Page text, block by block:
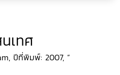
เทศ
ปีที่พิมพ์: 2007, ”